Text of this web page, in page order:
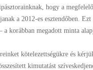
hogy a
a 2012-es esztendőben.
korábban megadott minta
kötelezettségükre és
kimutatást